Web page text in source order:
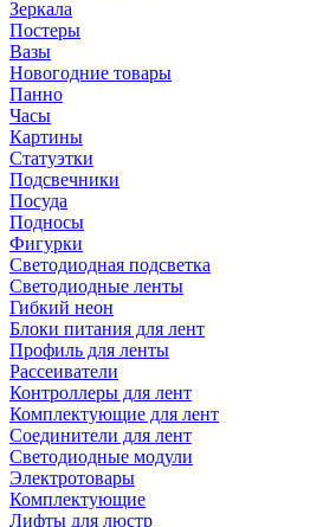
Зеркала
Постеры
Вазы
Новогодние товары
Панно
Часы
Картины
Статуэтки
Подсвечники
Посуда
Подносы
Фигурки
Светодиодная подсветка
Светодиодные ленты
Гибкий неон
Блоки питания для лент
Профиль для ленты
Рассеиватели
Контроллеры для лент
Комплектующие для лент
Соединители для лент
Светодиодные модули
Электротовары
Комплектующие
Лифты для люстр